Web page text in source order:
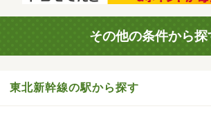
その他の条件から探
東北新幹線の駅から探す